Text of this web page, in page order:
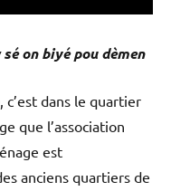
on biyé pou dèmen
c’est dans le quartier
que l’association
est
anciens quartiers de